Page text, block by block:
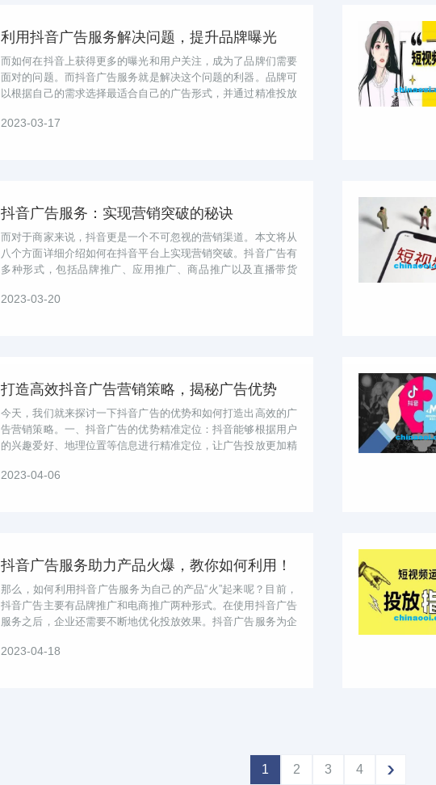
利用抖音广告服务解决问题，提升品牌曝光
而如何在抖音上获得更多的曝光和用户关注，成为了品牌们需要
面对的问题。而抖音广告服务就是解决这个问题的利器。品牌可
以根据自己的需求选择最适合自己的广告形式，并通过精准投放
2023-03-17
抖音广告服务：实现营销突破的秘诀
而对于商家来说，抖音更是一个不可忽视的营销渠道。本文将从
八个方面详细介绍如何在抖音平台上实现营销突破。抖音广告有
多种形式，包括品牌推广、应用推广、商品推广以及直播带货
2023-03-20
打造高效抖音广告营销策略，揭秘广告优势
今天，我们就来探讨一下抖音广告的优势和如何打造出高效的广
告营销策略。一、抖音广告的优势精准定位：抖音能够根据用户
的兴趣爱好、地理位置等信息进行精准定位，让广告投放更加精
2023-04-06
抖音广告服务助力产品火爆，教你如何利用！
那么，如何利用抖音广告服务为自己的产品“火”起来呢？目前，
抖音广告主要有品牌推广和电商推广两种形式。在使用抖音广告
服务之后，企业还需要不断地优化投放效果。抖音广告服务为企
2023-04-18
1 2 3 4